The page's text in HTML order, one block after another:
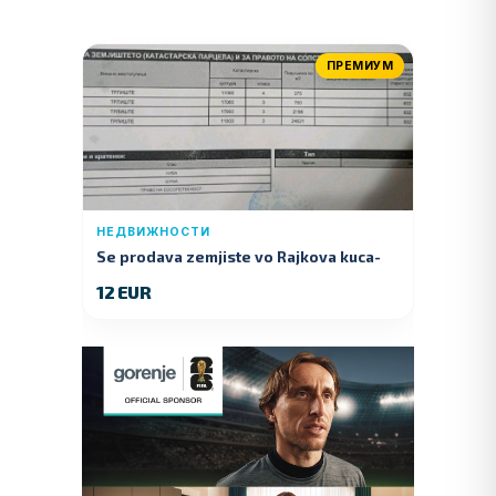
ПРЕМИУМ
НЕДВИЖНОСТИ
Se prodava zemjiste vo Rajkova kuca-
12 EUR